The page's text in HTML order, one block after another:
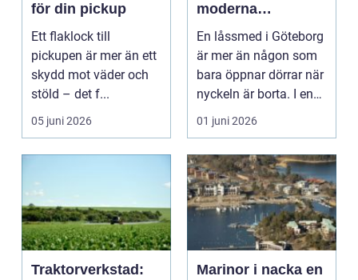
för din pickup
Ett flaklock till
pickupen är mer än ett
skydd mot väder och
stöld – det f...
05 juni 2026
moderna
säkerhetslösninga
r
En låssmed i Göteborg
är mer än någon som
bara öppnar dörrar när
nyckeln är borta. I en
storstad med...
01 juni 2026
Traktorverkstad:
Marinor i nacka en